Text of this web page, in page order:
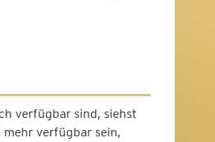
verfügbar sind, siehst
verfügbar sein,